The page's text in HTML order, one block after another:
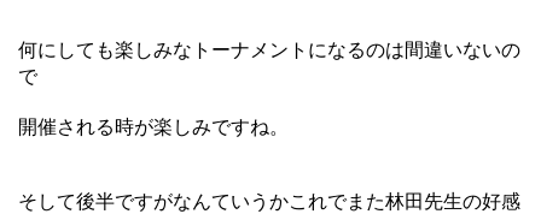
何にしても楽しみなトーナメントになるのは間違いないの
で
開催される時が楽しみですね。
そして後半ですがなんていうかこれでまた林田先生の好感